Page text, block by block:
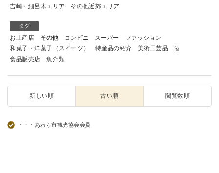
吉崎・細呂木エリア
その他近郊エリア
タグ
お土産店 その他 コンビニ スーパー
ファッション
和菓子・洋菓子（スイーツ）
特産品の紹介 美術工芸品
酒
食品販売店
魚介類
新しい順 古い順 閲覧数順
・・・あわら市観光協会会員